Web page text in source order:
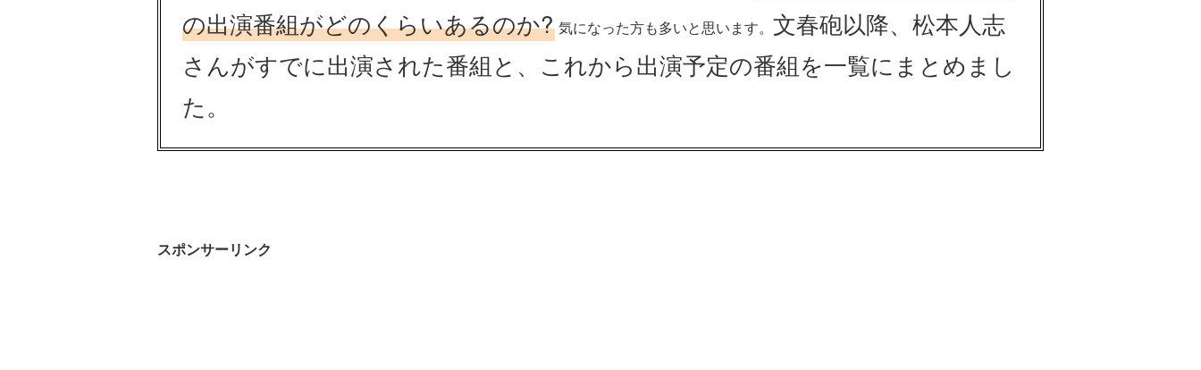
の出演番組がどのくらいあるのか? 気になった方も多いと思います。 文春砲以降、松本人志
さんがすでに出演された番組と、これから出演予定の番組を一覧にまとめまし
た。
スポンサーリンク